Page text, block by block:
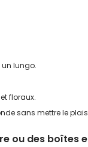
un lungo.
floraux.
sans mettre le
ou des boîtes